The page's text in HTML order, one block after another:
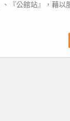
『公館站』，藉以